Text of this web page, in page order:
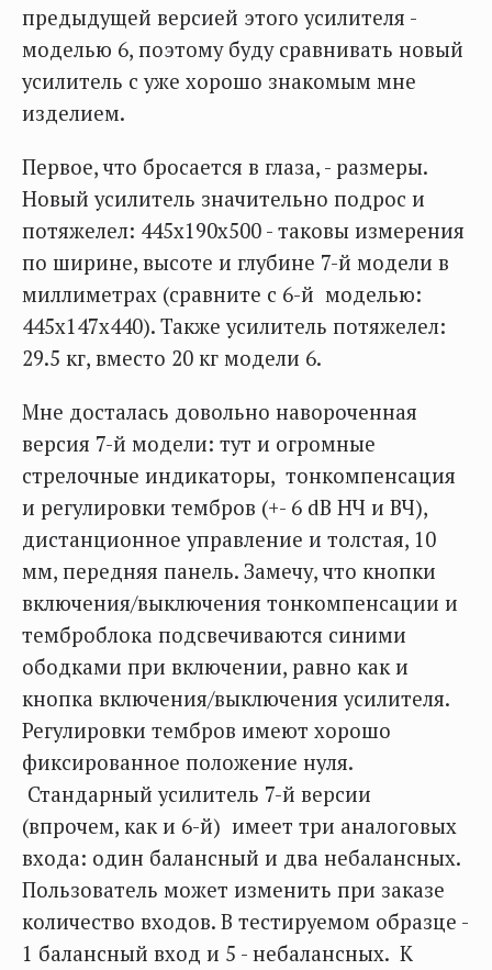
предыдущей версией этого усилителя -
моделью 6, поэтому буду сравнивать новый
усилитель с уже хорошо знакомым мне
изделием.
Первое, что бросается в глаза, - размеры.
Новый усилитель значительно подрос и
потяжелел: 445х190х500 - таковы измерения
по ширине, высоте и глубине 7-й модели в
миллиметрах (сравните с 6-й моделью:
445х147х440). Также усилитель потяжелел:
29.5 кг, вместо 20 кг модели 6.
Мне досталась довольно навороченная
версия 7-й модели: тут и огромные
стрелочные индикаторы, тонкомпенсация
и регулировки тембров (+- 6 dB НЧ и ВЧ),
дистанционное управление и толстая, 10
мм, передняя панель. Замечу, что кнопки
включения/выключения тонкомпенсации и
темброблока подсвечиваются синими
ободками при включении, равно как и
кнопка включения/выключения усилителя.
Регулировки тембров имеют хорошо
фиксированное положение нуля.
Стандарный усилитель 7-й версии
(впрочем, как и 6-й) имеет три аналоговых
входа: один балансный и два небалансных.
Пользователь может изменить при заказе
количество входов. В тестируемом образце -
1 балансный вход и 5 - небалансных. К